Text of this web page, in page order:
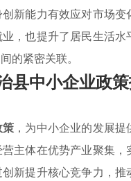
新能力有效应对市场
，也提升了居民生活
的紧密关联。
县中小企业政
策 ，为中小企业的发展
主体在优势产业聚集
新提升核心竞争力，